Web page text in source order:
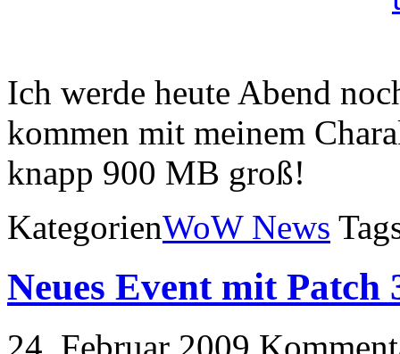
Ich werde heute Abend
kommen mit meinem
knapp 900 MB groß!
KategorienWoW News
Neues Event mit Patch